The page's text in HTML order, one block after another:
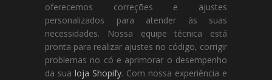
oferecemos correções e ajustes
personalizados para atender às suas
necessidades. Nossa equipe técnica está
pronta para realizar ajustes no código, corrigir
problemas no có e aprimorar o desempenho
da sua loja Shopify. Com nossa experiência e